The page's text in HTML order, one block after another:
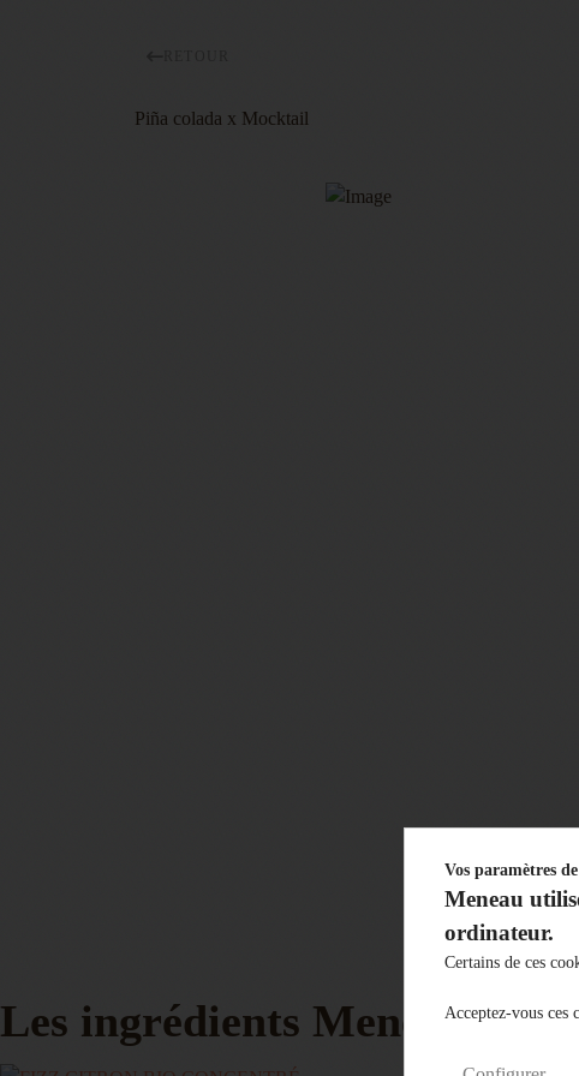
Piña colada x Mocktail
Les ingrédients Meneau
Vos paramètres
Meneau
ordinateur.
Certains de ces
Acceptez-vous ces